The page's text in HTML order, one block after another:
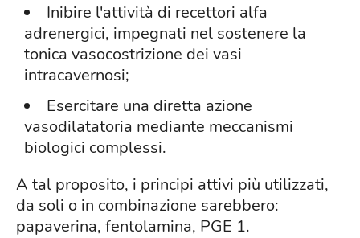
Inibire l'attività di recettori alfa
adrenergici, impegnati nel sostenere la
tonica vasocostrizione dei vasi
intracavernosi;
Esercitare una diretta azione
vasodilatatoria mediante meccanismi
biologici complessi.
A tal proposito, i principi attivi più utilizzati,
da soli o in combinazione sarebbero:
papaverina, fentolamina, PGE 1.